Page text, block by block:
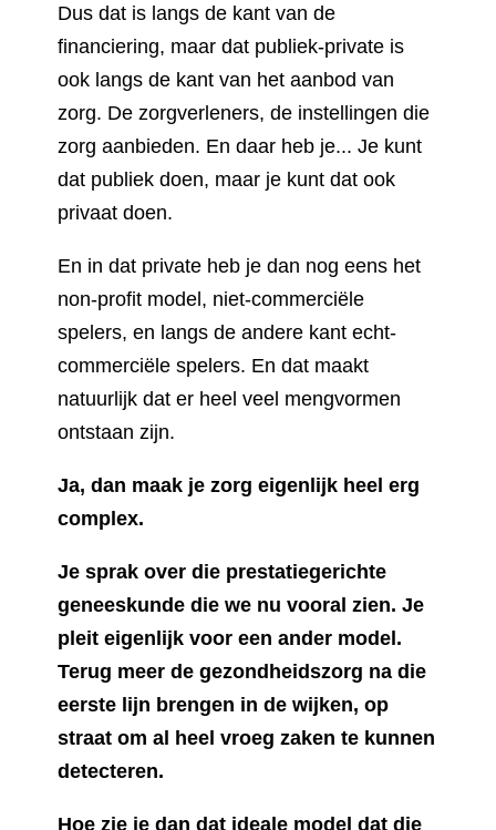
Dus dat is langs de kant van de
financiering, maar dat publiek-private is
ook langs de kant van het aanbod van
zorg. De zorgverleners, de instellingen die
zorg aanbieden. En daar heb je... Je kunt
dat publiek doen, maar je kunt dat ook
privaat doen.
En in dat private heb je dan nog eens het
non-profit model, niet-commerciële
spelers, en langs de andere kant echt-
commerciële spelers. En dat maakt
natuurlijk dat er heel veel mengvormen
ontstaan zijn.
Ja, dan maak je zorg eigenlijk heel erg
complex.
Je sprak over die prestatiegerichte
geneeskunde die we nu vooral zien. Je
pleit eigenlijk voor een ander model.
Terug meer de gezondheidszorg na die
eerste lijn brengen in de wijken, op
straat om al heel vroeg zaken te kunnen
detecteren.
Hoe zie je dan dat ideale model dat die